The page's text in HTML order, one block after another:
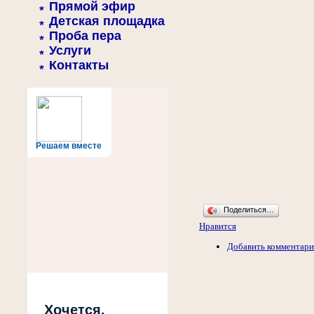
Прямой эфир
Детская площадка
Проба пера
Услуги
Контакты
Решаем вместе
Хочется,
Поделиться…
Нравится
Добавить